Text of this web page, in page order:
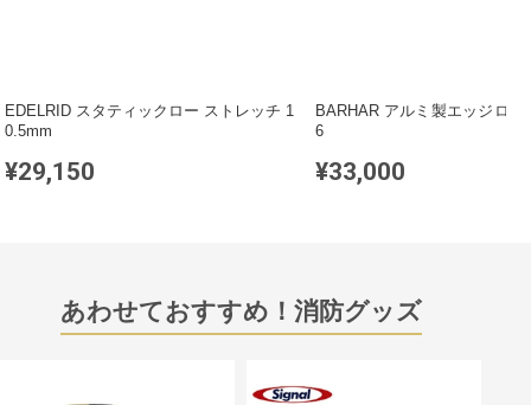
EDELRID スタティックロー ストレッチ 1
0.5mm
¥29,150
BARHAR アルミ製エッジロー
6
¥33,000
あわせておすすめ！消防グッズ